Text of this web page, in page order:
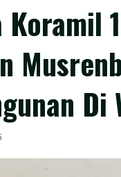
Koramil
Di